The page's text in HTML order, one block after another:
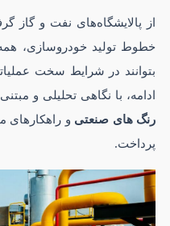
از پالایشگاه‌های نفت و گاز
خطوط تولید خودروسازی،
بتوانند در شرایط سخت
ادامه، با نگاهی تحلیلی و
رنگ های صنعتی و راهکارهای
پرداخت.